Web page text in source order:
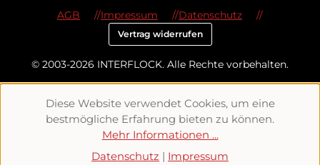
© 2003-2026 INTERFLOCK. Alle Rechte vorbehalten.
AGB Impressum Datenschutz
Vertrag widerrufen
Diese Website verwendet Cookies, um eine
bestmögliche Erfahrung bieten zu können.
Mehr Informationen ...
Datenschutz | Impressum